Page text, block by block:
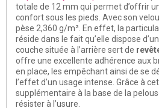
totale de 12 mm qui permet d’offrir
confort sous les pieds. Avec son
pèse 2,360 g/m². En effet, la
réside dans le fait qu’elle dispose
couche située à l’arrière sert de
offre une excellente adhérence aux
en place, les empêchant ainsi de se
l’effet d’un usage intense. Grâce à
supplémentaire à la base de la
résister à l’usure.